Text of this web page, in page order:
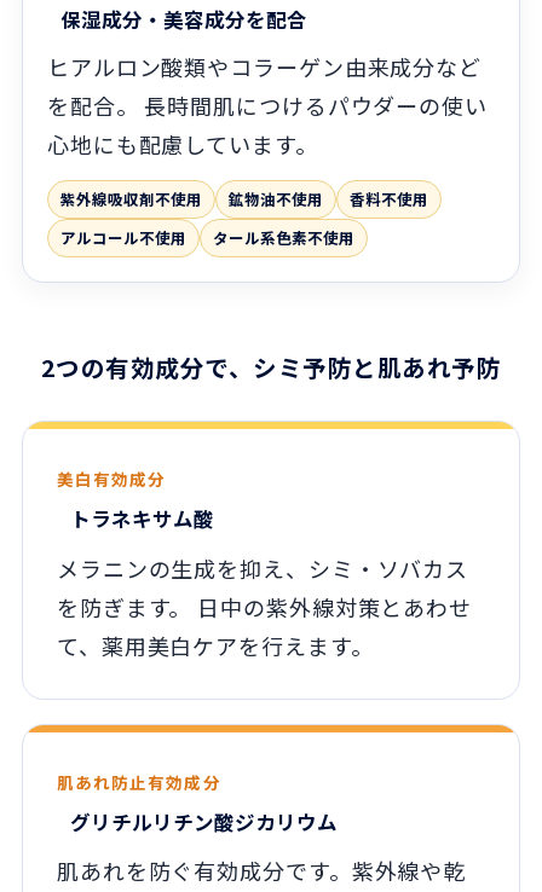
保湿成分・美容成分を配合
ヒアルロン酸類やコラーゲン由来成分など
を配合。 長時間肌につけるパウダーの使い
心地にも配慮しています。
紫外線吸収剤不使用 鉱物油不使用
香料不使用
アルコール不使用
タール系色素不使用
2つの有効成分で、シミ予防と肌あれ予防
美白有効成分
トラネキサム酸
メラニンの生成を抑え、シミ・ソバカス
を防ぎます。 日中の紫外線対策とあわせ
て、薬用美白ケアを行えます。
肌あれ防止有効成分
グリチルリチン酸ジカリウム
肌あれを防ぐ有効成分です。紫外線や乾